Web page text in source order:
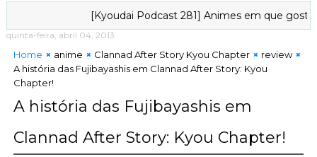
[Kyoudai Podcast 281] Animes em que gostaríamos
quinta-feira, abril 04, 2013
Home anime Clannad After Story Kyou Chapter
review
A história das Fujibayashis em Clannad After Story: Kyou
Chapter!
A história das Fujibayashis em
Clannad After Story: Kyou Chapter!